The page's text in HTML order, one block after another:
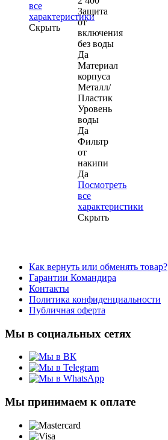
все
характеристики
Скрыть
Защита
от
включения
без воды
Да
Материал
корпуса
Металл/
Пластик
Уровень
воды
Да
Фильтр
от
накипи
Да
Посмотреть
все
характеристики
Скрыть
Как вернуть или обменять товар?
Гарантии Командира
Контакты
Политика конфиденциальности
Публичная оферта
Мы в социальных сетях
Мы принимаем к оплате